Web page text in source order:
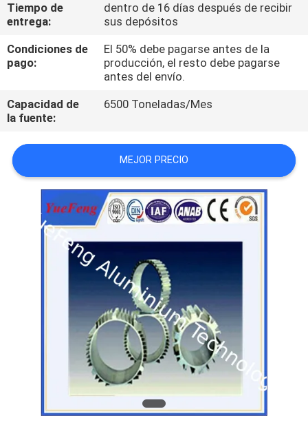
CONTÁCTENOS
NOTICIAS
SOLICITAR
UNA
COTIZACIÓN
MAPA
SITIO
PRIVACY
Tiempo de
entrega:
dentro de 16 días después de recibir
sus depósitos
Condiciones de
pago:
El 50% debe pagarse antes de la
producción, el resto debe pagarse
antes del envío.
Capacidad de
la fuente:
6500 Toneladas/Mes
MEJOR PRECIO